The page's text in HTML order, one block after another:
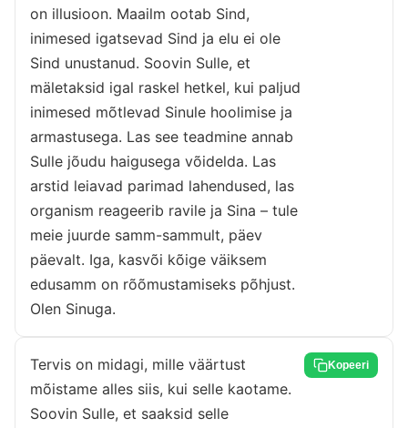
on illusioon. Maailm ootab Sind,
inimesed igatsevad Sind ja elu ei ole
Sind unustanud. Soovin Sulle, et
mäletaksid igal raskel hetkel, kui paljud
inimesed mõtlevad Sinule hoolimise ja
armastusega. Las see teadmine annab
Sulle jõudu haigusega võidelda. Las
arstid leiavad parimad lahendused, las
organism reageerib ravile ja Sina – tule
meie juurde samm-sammult, päev
päevalt. Iga, kasvõi kõige väiksem
edusamm on rõõmustamiseks põhjust.
Olen Sinuga.
Tervis on midagi, mille väärtust
mõistame alles siis, kui selle kaotame.
Soovin Sulle, et saaksid selle
Kopeeri